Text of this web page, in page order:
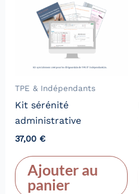
TPE & Indépendants
Kit sérénité
administrative
37,00 €
Ajouter au
panier